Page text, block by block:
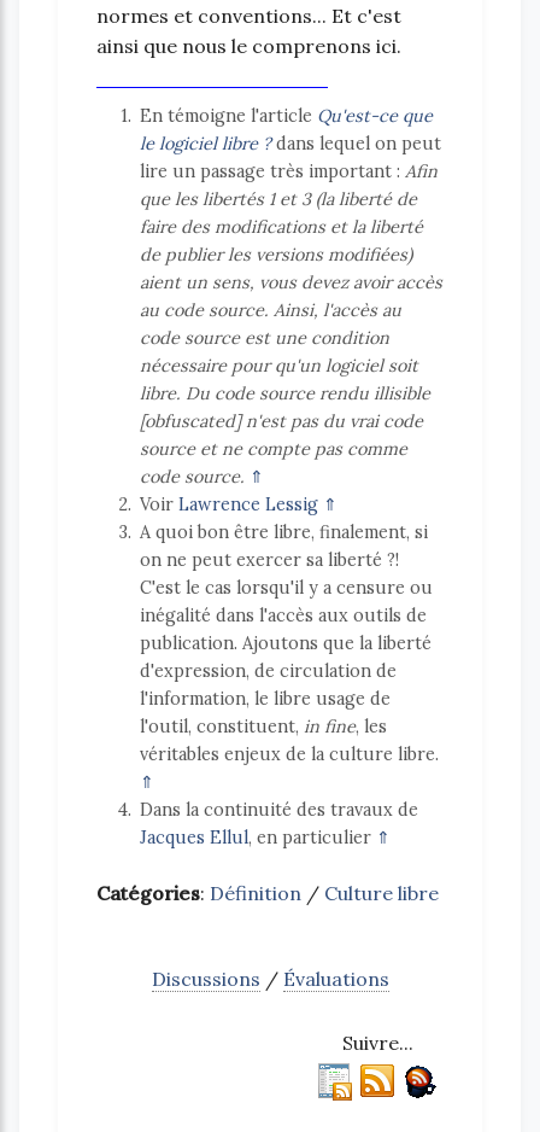
normes et conventions... Et c'est
ainsi que nous le comprenons ici.
1 En témoigne l'article Qu'est-ce que
le logiciel libre ?dans lequel on peut
lire un passage très important : Afin
que les libertés 1 et 3 (la liberté de
faire des modifications et la liberté
de publier les versions modifiées)
aient un sens, vous devez avoir accès
au code source. Ainsi, l'accès au
code source est une condition
nécessaire pour qu'un logiciel soit
libre. Du code source rendu illisible
[obfuscated] n'est pas du vrai code
source et ne compte pas comme
code source. ⇑
2 Voir Lawrence Lessig ⇑
3
A quoi bon être libre, finalement, si
on ne peut exercer sa liberté ?!
C'est le cas lorsqu'il y a censure ou
inégalité dans l'accès aux outils de
publication. Ajoutons que la liberté
d'expression, de circulation de
l'information, le libre usage de
l'outil, constituent, in fine, les
véritables enjeux de la culture libre.
⇑
4 Dans la continuité des travaux de
Jacques Ellul, en particulier ⇑
Catégories: Définition / Culture libre
Discussions / Évaluations
Suivre...